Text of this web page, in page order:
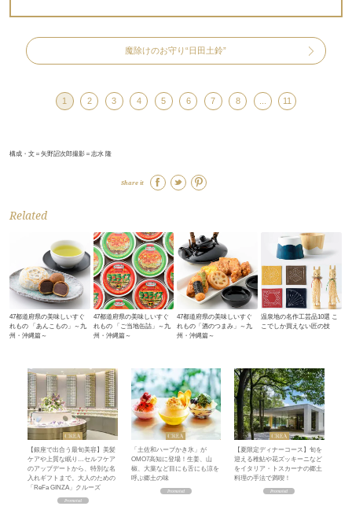
魔除けのお守り“日田土鈴”
1 2 3 4 5 6 7 8 11
構成・文＝矢野詔次郎撮影＝志水 隆
Share it
Related
47都道府県の美味しいすぐ
れもの 「あんこもの」～九
州・沖縄篇～
47都道府県の美味しいすぐ
れもの 「ご当地缶詰」～九
州・沖縄篇～
47都道府県の美味しいすぐ
れもの「酒のつまみ」～九
州・沖縄篇～
温泉地の名作工芸品10選 こ
こでしか買えない匠の技
【銀座で出合う最旬美容】美髪
ケアや上質な眠り…セルフケア
のアップデートから、特別な名
入れギフトまで。大人のための
「ReFa GINZA」クルーズ
「土佐和ハーブかき氷」が
OMO7高知に登場！生姜、山
椒、大葉など目にも舌にも涼を
呼ぶ郷土の味
【夏限定ディナーコース】旬を
迎える稚鮎や花ズッキーニなど
をイタリア・トスカーナの郷土
料理の手法で満喫！